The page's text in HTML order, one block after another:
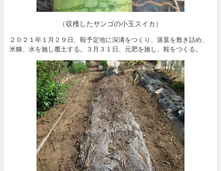
（収穫したサンゴの小玉スイカ）
２０２１年１月２９日、鞍予定地に深溝をつくり、落葉を敷き詰め、
米糠、水を施し覆土する。３月３１日、元肥を施し、鞍をつくる。